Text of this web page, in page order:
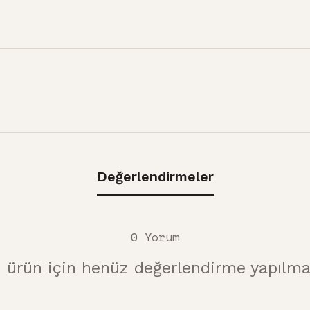
Değerlendirmeler
0 Yorum
ürün için henüz değerlendirme